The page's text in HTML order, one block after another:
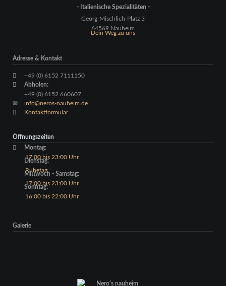
- Italienische Spezialitäten -
Georg-Mischlich-Platz 3
64569 Nauheim
- Dein Weg zu uns -
Adresse & Kontakt
+49 (0) 6152 7111150
Abholen:
+49 (0) 6152 660607
info@neros-nauheim.de
Kontaktformular
Öffnungszeiten
Montag:
17:00 bis 23:00 Uhr
Dienstag:
Ruhetag
Mittwoch - Samstag:
17:00 bis 23:00 Uhr
Sonntag:
16:00 bis 22:00 Uhr
Galerie